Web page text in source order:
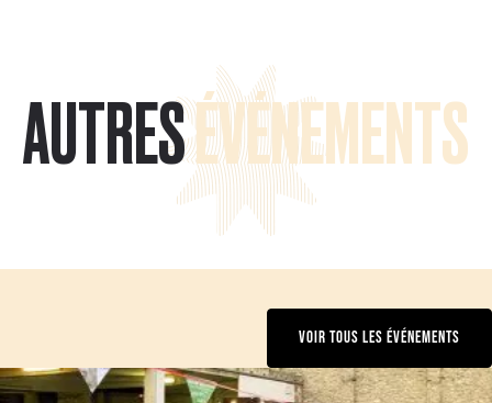
AUTRESÉVÉNEMENTS
VOIR TOUS LES ÉVÉNEMENTS